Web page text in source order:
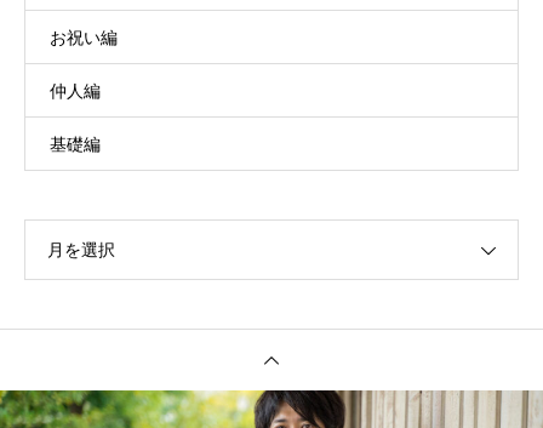
お祝い編
仲人編
基礎編
月を選択